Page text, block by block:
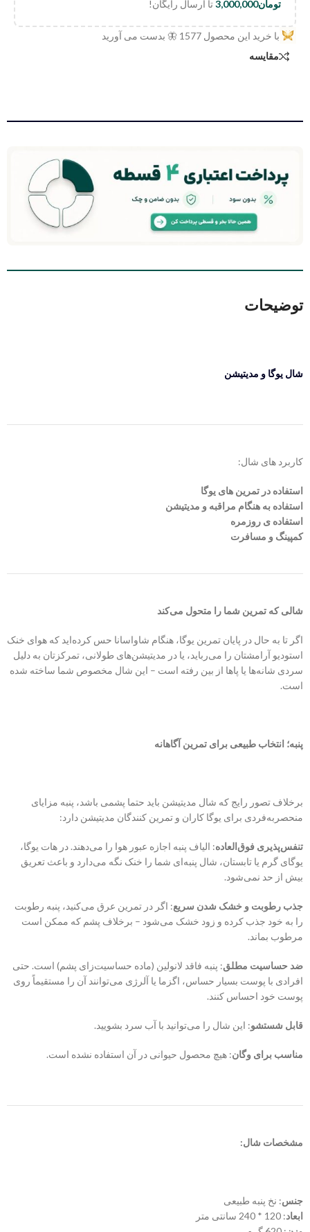
تومان3,000,000تا ارسال رایگان!
با خرید این محصول 1577 🦋 بدست می آورید
مقایسه
توضیحات
شال یوگا و مدیتیشن
کاربرد های شال:
استفاده در تمرین های یوگا
استفاده به هنگام مراقبه و مدیتیشن
استفاده ی روزمره
کمپینگ و مسافرت
شالی که تمرین شما را متحول می‌کند
اگر تا به حال در پایان تمرین یوگا، هنگام شاواسانا حس کرده‌اید که هوای خنک
استودیو آرامشتان را می‌رباید، یا در مدیتیشن‌های طولانی، تمرکزتان به دلیل
سردی شانه‌ها یا پاها از بین رفته است – این شال مخصوص شما ساخته شده
است.
پنبه؛ انتخاب طبیعی برای تمرین آگاهانه
برخلاف تصور رایج که شال مدیتیشن باید حتما پشمی باشد، پنبه مزایای
منحصربه‌فردی برای یوگا کاران و تمرین کنندگان مدیتیشن‌ دارد:
تنفس‌پذیری فوق‌العاده: الیاف پنبه اجازه عبور هوا را می‌دهند. در هات یوگا،
یوگای گرم یا تابستان، شال پنبه‌ای شما را خنک نگه می‌دارد و باعث تعریق
بیش از حد نمی‌شود.
جذب رطوبت و خشک شدن سریع: اگر در تمرین عرق می‌کنید، پنبه رطوبت
را به خود جذب کرده و زود خشک می‌شود – برخلاف پشم که ممکن است
مرطوب بماند.
ضد حساسیت مطلق: پنبه فاقد لانولین (ماده حساسیت‌زای پشم) است. حتی
افرادی با پوست بسیار حساس، اگزما یا آلرژی می‌توانند آن را مستقیماً روی
پوست خود احساس کنند.
قابل شستشو: این شال را می‌توانید با آب سرد بشویید.
مناسب برای وگان: هیچ محصول حیوانی در آن استفاده نشده است.
مشخصات شال:
جنس: نخ پنبه طبیعی
ابعاد: 120 * 240 سانتی متر